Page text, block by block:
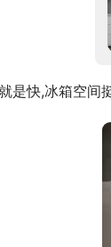
是快,冰箱空间